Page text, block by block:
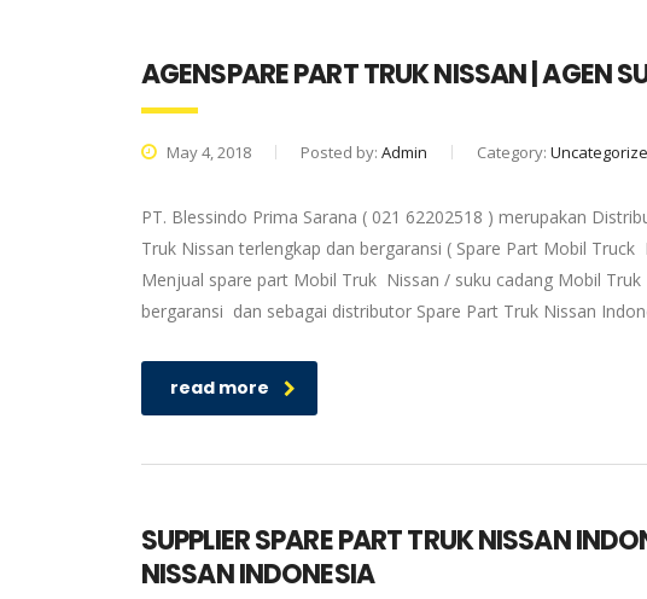
AGENSPARE PART TRUK NISSAN | AGEN
May 4, 2018 Posted by: Admin Category:
PT. Blessindo Prima Sarana ( 021 62202518 ) merupakan
Truk Nissan terlengkap dan bergaransi ( Spare Part Mobil
Menjual spare part Mobil Truk Nissan / suku cadang Mobil
bergaransi dan sebagai distributor Spare Part Truk Nissan
read more
SUPPLIER SPARE PART TRUK NISSAN
NISSAN INDONESIA